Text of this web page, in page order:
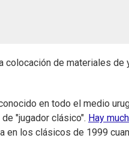
colocación de materiales de
en todo el medio
"jugador clásico". Hay
en los clásicos de 1999